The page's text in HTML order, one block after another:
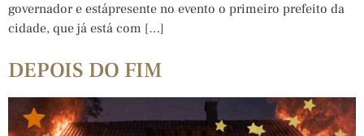
governador e estápresente no evento o primeiro prefeito da
cidade, que já está com […]
DEPOIS DO FIM